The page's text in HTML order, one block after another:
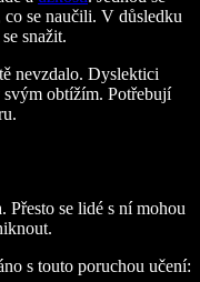
co se naučili. V důsledku
snažit.
nevzdalo. Dyslektici
obtížím. Potřebují
se lidé s ní mohou
s touto poruchou učení: